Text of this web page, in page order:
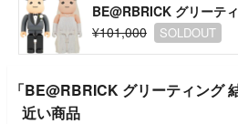
BE@RBRICK グリーテ
¥101,000
SOLDOUT
「BE@RBRICK グリーティング
近い商品